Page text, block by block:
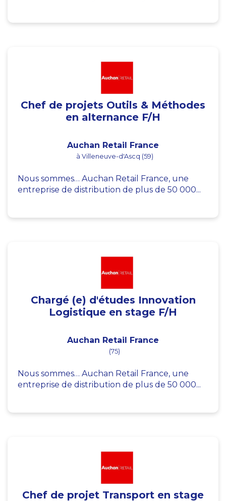
Chef de projets Outils & Méthodes
en alternance F/H
Auchan Retail France
à Villeneuve-d'Ascq (59)
Nous sommes… Auchan Retail France, une
entreprise de distribution de plus de 50 000...
Chargé (e) d'études Innovation
Logistique en stage F/H
Auchan Retail France
(75)
Nous sommes… Auchan Retail France, une
entreprise de distribution de plus de 50 000...
Chef de projet Transport en stage